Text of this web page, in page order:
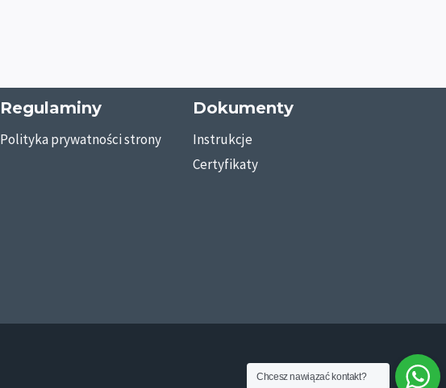
Regulaminy
Polityka prywatności strony
Dokumenty
Instrukcje
Certyfikaty
Chcesz nawiązać kontakt?